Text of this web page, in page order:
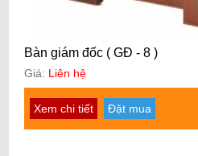
Bàn giám đốc ( GĐ - 8 )
Giá: Liên hệ
Xem chi tiết Đặt mua